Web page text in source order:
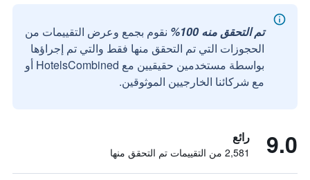
تم التحقق منه 100%
نقوم بجمع وعرض التقييمات من
الحجوزات التي تم التحقق منها فقط والتي تم إجراؤها
بواسطة مستخدمين حقيقيين مع HotelsCombined أو
مع شركائنا الخارجيين الموثوقين.
9.0 رائع
2,581 من التقييمات تم التحقق منها